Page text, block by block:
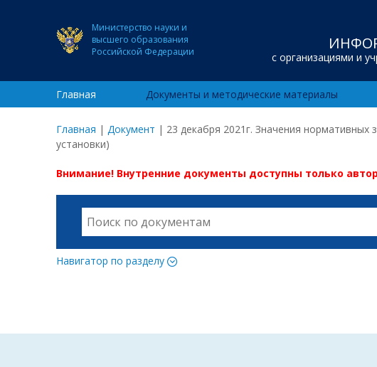
Министерство науки и
высшего образования
Российской Федерации
с организациями и
Главная Документы и методические материалы
Главная | Документ | 23 декабря 2021г. Значения
установки)
Внимание! Внутренние документы доступны только
Навигатор по разделу